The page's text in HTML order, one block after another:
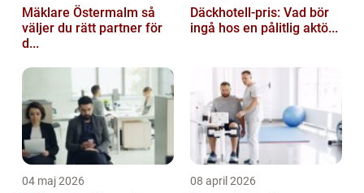
Mäklare Östermalm så
väljer du rätt partner för
d...
Däckhotell-pris: Vad bör
ingå hos en pålitlig aktö...
04 maj 2026 08 april 2026